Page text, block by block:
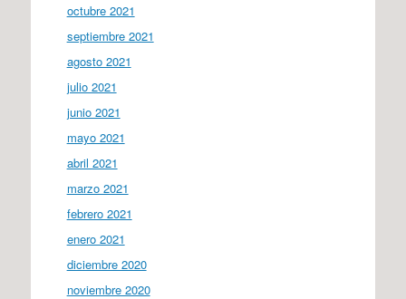
octubre 2021
septiembre 2021
agosto 2021
julio 2021
junio 2021
mayo 2021
abril 2021
marzo 2021
febrero 2021
enero 2021
diciembre 2020
noviembre 2020